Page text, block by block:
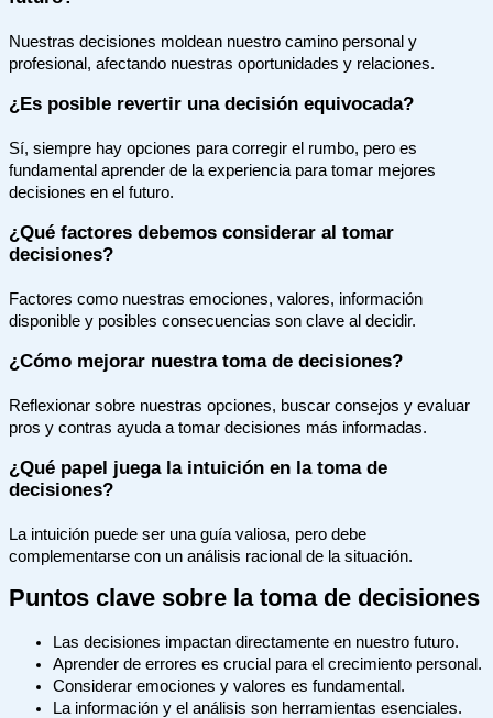
Nuestras decisiones moldean nuestro camino personal y
profesional, afectando nuestras oportunidades y relaciones.
¿Es posible revertir una decisión equivocada?
Sí, siempre hay opciones para corregir el rumbo, pero es
fundamental aprender de la experiencia para tomar mejores
decisiones en el futuro.
¿Qué factores debemos considerar al tomar
decisiones?
Factores como nuestras emociones, valores, información
disponible y posibles consecuencias son clave al decidir.
¿Cómo mejorar nuestra toma de decisiones?
Reflexionar sobre nuestras opciones, buscar consejos y evaluar
pros y contras ayuda a tomar decisiones más informadas.
¿Qué papel juega la intuición en la toma de
decisiones?
La intuición puede ser una guía valiosa, pero debe
complementarse con un análisis racional de la situación.
Puntos clave sobre la toma de decisiones
Las decisiones impactan directamente en nuestro futuro.
Aprender de errores es crucial para el crecimiento personal.
Considerar emociones y valores es fundamental.
La información y el análisis son herramientas esenciales.